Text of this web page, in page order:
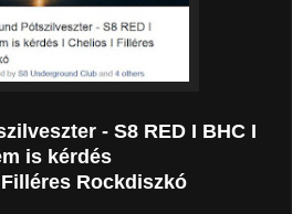
- S8 RED I BHC I
is kérdés
Rockdiszkó